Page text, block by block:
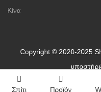
Κίνα
Copyright © 2020-2025
Σπίτι Προϊόν